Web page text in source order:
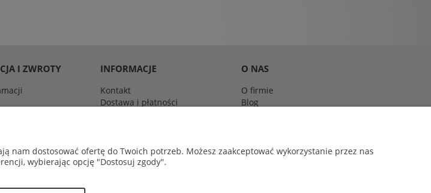
I ZWROTY INFORMACJE
Kontakt
Dostawa i płatności
O NAS
O firmie
Blog
jak Fairtex, Top King, Twins, Cleto Reyes. Rival, Sting Sports
dostosować ofertę do Twoich potrzeb. Możesz zaakceptować wykorzystanie przez nas
wybierając opcję "Dostosuj zgody".